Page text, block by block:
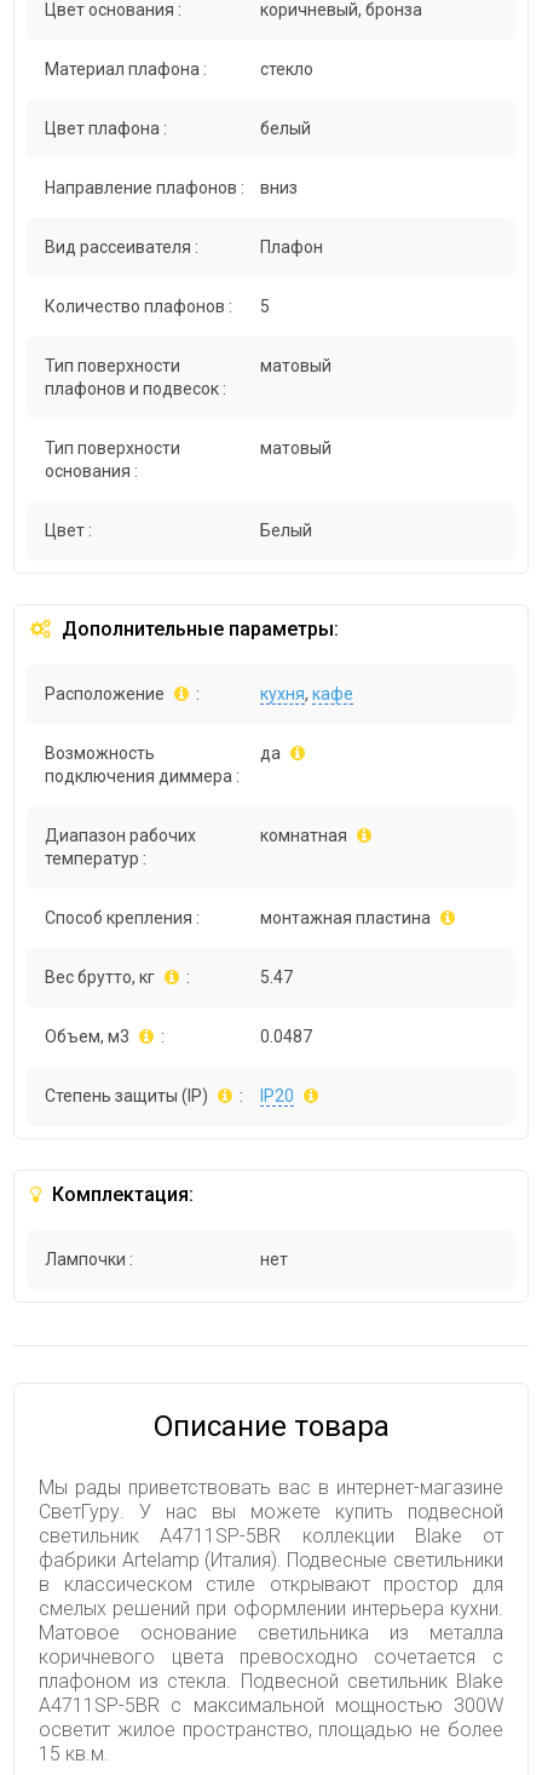
Цвет основания : коричневый, бронза
Материал плафона : стекло
Цвет плафона : белый
Направление плафонов : вниз
Вид рассеивателя : Плафон
Количество плафонов : 5
Тип поверхности
плафонов и подвесок :
матовый
Тип поверхности
основания :
матовый
Цвет : Белый
Дополнительные параметры:
Расположение : кухня,кафе
Возможность
подключения диммера :
да
Диапазон рабочих
температур :
комнатная
Способ крепления : монтажная пластина
Вес брутто, кг : 5.47
Объем, м3 : 0.0487
Степень защиты (IP) : IP20
Комплектация:
Лампочки : нет
Описание товара
Мы рады приветствовать вас в интернет-магазине
СветГуру. У нас вы можете купить подвесной
светильник A4711SP-5BR коллекции Blake от
фабрики Artelamp (Италия). Подвесные светильники
в классическом стиле открывают простор для
смелых решений при оформлении интерьера кухни.
Матовое основание светильника из металла
коричневого цвета превосходно сочетается с
плафоном из стекла. Подвесной светильник Blake
A4711SP-5BR с максимальной мощностью 300W
осветит жилое пространство, площадью не более
15 кв.м.